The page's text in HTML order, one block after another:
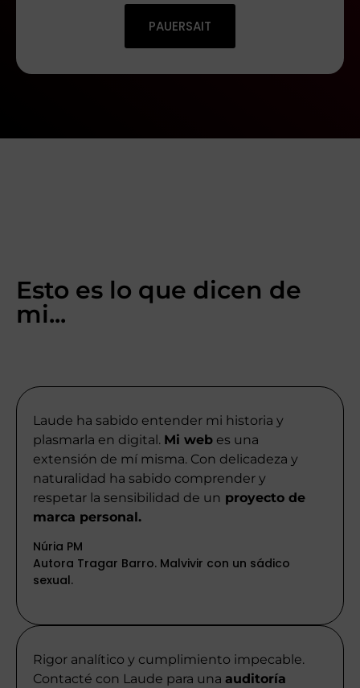
PAUERSAIT
Esto es lo que dicen de
mi...
Laude ha sabido entender mi historia y
plasmarla en digital. Mi web es una
extensión de mí misma. Con delicadeza y
naturalidad ha sabido comprender y
respetar la sensibilidad de un proyecto de
marca personal.
Núria PM
Autora Tragar Barro. Malvivir con un sádico
sexual.
Rigor analítico y cumplimiento impecable.
Contacté con Laude para una auditoría